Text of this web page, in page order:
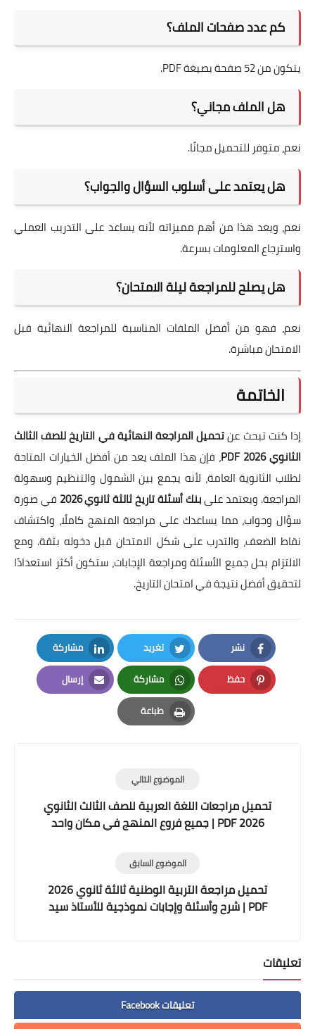
كم عدد صفحات الملف؟
يتكون من 52 صفحة بصيغة PDF.
هل الملف مجاني؟
نعم، متوفر للتحميل مجانًا.
هل يعتمد على أسلوب السؤال والجواب؟
نعم، ويعد هذا من أهم مميزاته لأنه يساعد على التدريب العملي
واسترجاع المعلومات بسرعة.
هل يصلح للمراجعة ليلة الامتحان؟
نعم، فهو من أفضل الملفات المناسبة للمراجعة النهائية قبل
الامتحان مباشرة.
الخاتمة
إذا كنت تبحث عنتحميل المراجعة النهائية في التاريخ للصف الثالث
الثانوي 2026 PDF
، فإن هذا الملف يعد من أفضل الخيارات المتاحة
لطلاب الثانوية العامة، لأنه يجمع بين الشمول والتنظيم وسهولة
المراجعة. ويعتمد علىبنك أسئلة تاريخ ثالثة ثانوي 2026
في صورة
سؤال وجواب، مما يساعدك على مراجعة المنهج كاملًا، واكتشاف
نقاط الضعف، والتدرب على شكل الامتحان قبل دخوله بثقة. ومع
الالتزام بحل جميع الأسئلة ومراجعة الإجابات، ستكون أكثر استعدادًا
لتحقيق أفضل نتيجة في امتحان التاريخ.
نشر
Facebook
تغريد
Twitter
مشاركة
LinkedIn
حفظ
Pinterest
مشاركة
Whatsapp
إرسال
Email
طباعة
Print
الموضوع التالي
تحميل مراجعات اللغة العربية للصف الثالث الثانوي
2026 PDF | جميع فروع المنهج في مكان واحد
الموضوع السابق
تحميل مراجعة التربية الوطنية ثالثة ثانوي 2026
PDF | شرح وأسئلة وإجابات نموذجية للأستاذ سيد
تعليقات
تعليقات Facebook